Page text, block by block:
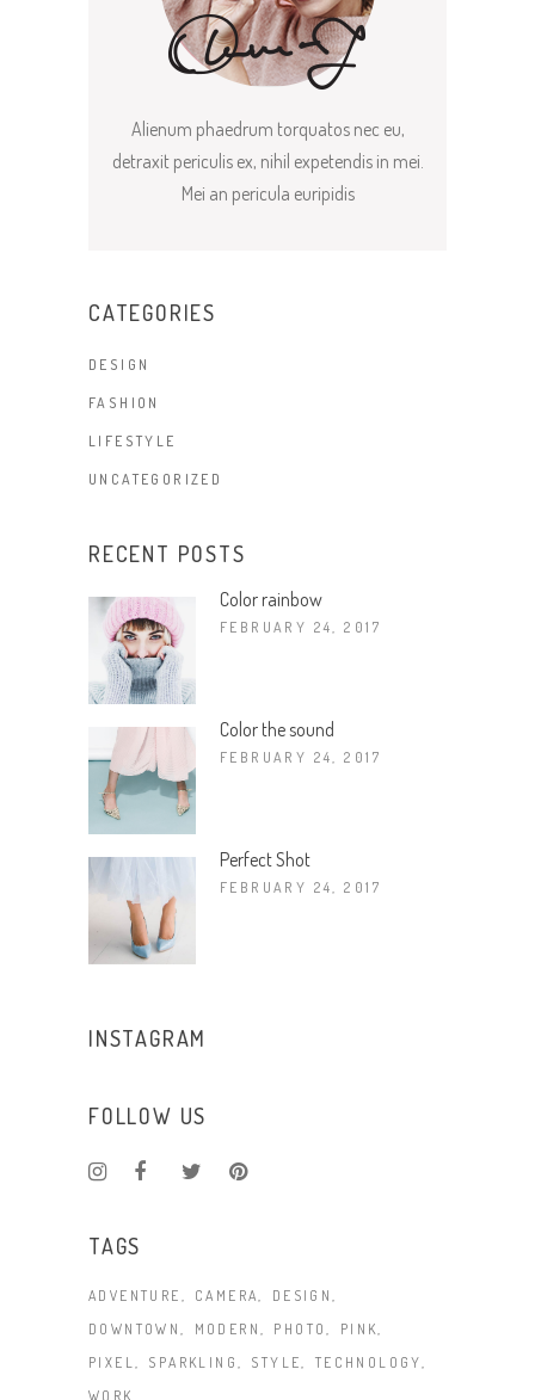
Alienum phaedrum torquatos nec eu,
detraxit periculis ex, nihil expetendis in mei.
Mei an pericula euripidis
CATEGORIES
DESIGN
FASHION
LIFESTYLE
UNCATEGORIZED
RECENT POSTS
Color rainbow
FEBRUARY 24, 2017
Color the sound
FEBRUARY 24, 2017
Perfect Shot
FEBRUARY 24, 2017
INSTAGRAM
FOLLOW US
TAGS
ADVENTURE CAMERA
DESIGN
DOWNTOWN
MODERN PHOTO
PINK
PIXEL
SPARKLING STYLE
TECHNOLOGY
WORK